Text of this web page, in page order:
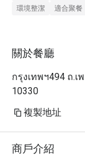
presented by the
staff was also
more.
restaurant itself
The restaurant
surprised us by
wife's birthday.
came out to sing
環境整潔
適合聚餐
關於餐廳
กรุงเทพฯ494 ถ.
10330
複製地址
商戶介紹